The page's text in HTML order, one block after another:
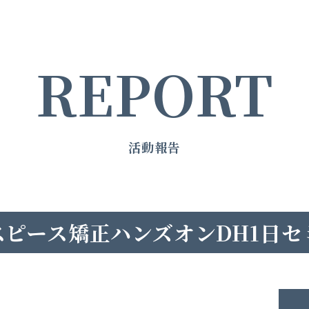
REPORT
活動報告
ース矯正ハンズオンDH1日セ